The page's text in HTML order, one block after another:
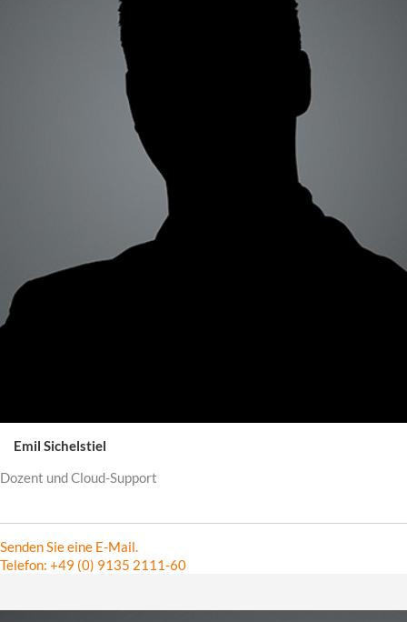
Emil Sichelstiel
Dozent und Cloud-Support
Senden Sie eine E-Mail.
Telefon: +49 (0) 9135 2111-60